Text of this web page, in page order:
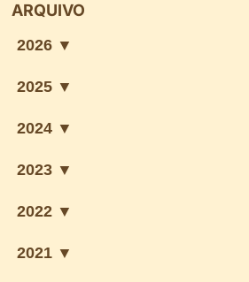
ARQUIVO
2026 ▼
2025 ▼
2024 ▼
2023 ▼
2022 ▼
2021 ▼